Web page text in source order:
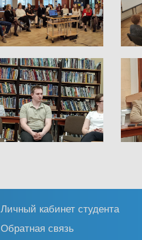
Личный кабинет студента
Обратная связь